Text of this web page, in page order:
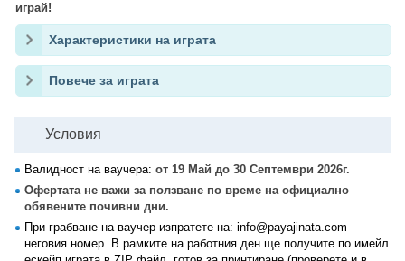
играй!
Характеристики на играта
Повече за играта
Условия
Валидност на ваучера: от 19 Май до 30 Септември 2026г.
Офертата не важи за ползване по време на официално
обявените почивни дни.
При грабване на ваучер изпратете на: info@payajinata.com
неговия номер. В рамките на работния ден ще получите по имейл